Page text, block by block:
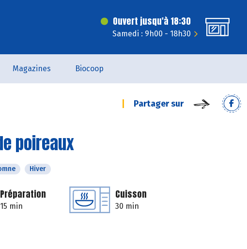
Ouvert jusqu'à 18:30
Samedi : 9h00 - 18h30
Magazines Biocoop
Partager sur
poireaux
Hiver
Préparation
15 min
Cuisson
30 min